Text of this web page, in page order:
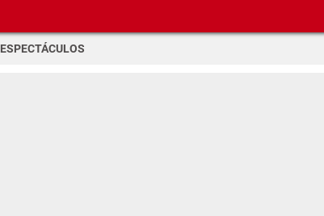
ESPECTÁCULOS